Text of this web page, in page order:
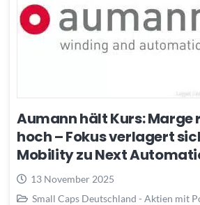
Aumann hält Kurs: Marge
hoch – Fokus verlagert
Mobility zu Next
13 November 2025
Small Caps Deutschland - Aktien mit